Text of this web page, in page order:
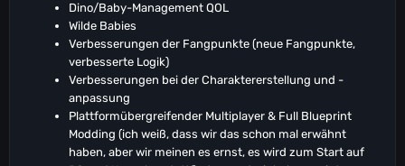
Dino/Baby-Management QOL
Wilde Babies
Verbesserungen der Fangpunkte (neue Fangpunkte,
verbesserte Logik)
Verbesserungen bei der Charaktererstellung und -
anpassung
Plattformübergreifender Multiplayer & Full Blueprint
Modding (ich weiß, dass wir das schon mal erwähnt
haben, aber wir meinen es ernst, es wird zum Start auf